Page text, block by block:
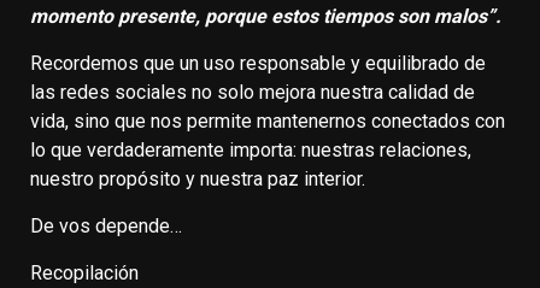
momento presente, porque estos tiempos son malos”.
Recordemos que un uso responsable y equilibrado de
las redes sociales no solo mejora nuestra calidad de
vida, sino que nos permite mantenernos conectados con
lo que verdaderamente importa: nuestras relaciones,
nuestro propósito y nuestra paz interior.
De vos depende…
Recopilación